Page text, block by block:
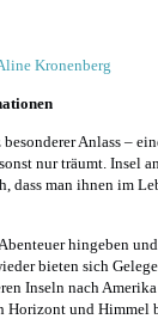
Kronenberg
Anlass –
nur träumt. Insel
dass man ihnen im
hingeben
bieten sich
Inseln nach
Horizont und